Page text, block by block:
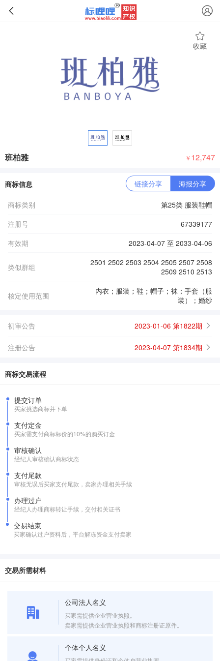
收藏
班柏雅 ￥ 12,747
商标信息 链接分享 海报分享
商标类别
第25类 服装鞋帽
注册号
67339177
有效期
2023-04-07 至 2033-04-06
类似群组
2501 2502 2503 2504 2505 2507 2508
2509 2510 2513
核定使用范围
内衣；服装；鞋；帽子；袜；手套（服
装）；婚纱
初审公告 2023-01-06 第1822期
注册公告 2023-04-07 第1834期
商标交易流程
提交订单
买家挑选商标并下单
支付定金
买家需支付商标标价的10%的购买订金
审核确认
经纪人审核确认商标状态
支付尾款
审核无误后买家支付尾款，卖家办理相关手续
办理过户
经纪人办理商标转让手续，交付相关证书
交易结束
买家确认过户资料后，平台解冻资金支付卖家
交易所需材料
公司法人名义
买家需提供企业营业执照。
卖家需提供企业营业执照和商标注册证原件。
个体个人名义